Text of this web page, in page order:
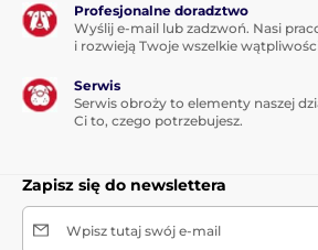
Profesjonalne doradztwo
Wyślij e-mail lub zadzwoń. Nasi
i rozwieją Twoje wszelkie
Serwis
Serwis obroży to elementy naszej
Ci to, czego potrzebujesz.
Zapisz się do newslettera
Wpisz tutaj swój e-mail